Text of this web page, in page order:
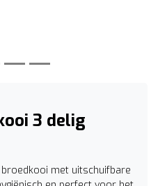
3 delig
met uitschuifbare